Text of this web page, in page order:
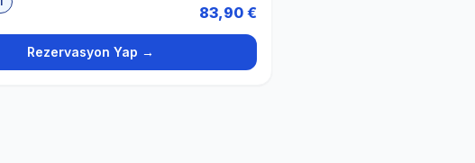
83,90 €
Rezervasyon Yap →